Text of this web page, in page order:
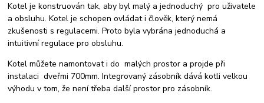
Kotel je konstruován tak, aby byl malý a jednoduchý pro uživatele
a obsluhu. Kotel je schopen ovládat i člověk, který nemá
zkušenosti s regulacemi. Proto byla vybrána jednoduchá a
intuitivní regulace pro obsluhu.
Kotel můžete namontovat i do malých prostor a projde při
instalaci dveřmi 700mm. Integrovaný zásobník dává kotli velkou
výhodu v tom, že není třeba další prostor pro zásobník.